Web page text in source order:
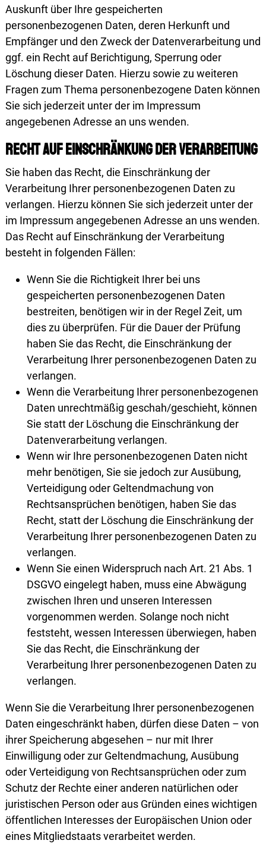
Auskunft über Ihre gespeicherten
personenbezogenen Daten, deren Herkunft und
Empfänger und den Zweck der Datenverarbeitung und
ggf. ein Recht auf Berichtigung, Sperrung oder
Löschung dieser Daten. Hierzu sowie zu weiteren
Fragen zum Thema personenbezogene Daten können
Sie sich jederzeit unter der im Impressum
angegebenen Adresse an uns wenden.
Recht auf Einschränkung der Verarbeitung
Sie haben das Recht, die Einschränkung der
Verarbeitung Ihrer personenbezogenen Daten zu
verlangen. Hierzu können Sie sich jederzeit unter der
im Impressum angegebenen Adresse an uns wenden.
Das Recht auf Einschränkung der Verarbeitung
besteht in folgenden Fällen:
Wenn Sie die Richtigkeit Ihrer bei uns
gespeicherten personen­bezogenen Daten
bestreiten, benötigen wir in der Regel Zeit, um
dies zu überprüfen. Für die Dauer der Prüfung
haben Sie das Recht, die Einschränkung der
Verarbeitung Ihrer personenbezogenen Daten zu
verlangen.
Wenn die Verarbeitung Ihrer personenbezogenen
Daten unrechtmäßig geschah/geschieht, können
Sie statt der Löschung die Einschränkung der
Datenverarbeitung verlangen.
Wenn wir Ihre personenbezogenen Daten nicht
mehr benötigen, Sie sie jedoch zur Ausübung,
Verteidigung oder Geltendmachung von
Rechtsansprüchen benötigen, haben Sie das
Recht, statt der Löschung die Einschränkung der
Verarbeitung Ihrer personenbezogenen Daten zu
verlangen.
Wenn Sie einen Widerspruch nach Art. 21 Abs. 1
DSGVO eingelegt haben, muss eine Abwägung
zwischen Ihren und unseren Interessen
vorgenommen werden. Solange noch nicht
feststeht, wessen Interessen überwiegen, haben
Sie das Recht, die Einschränkung der
Verarbeitung Ihrer personenbezogenen Daten zu
verlangen.
Wenn Sie die Verarbeitung Ihrer personen­bezogenen
Daten eingeschränkt haben, dürfen diese Daten – von
ihrer Speicherung abgesehen – nur mit Ihrer
Einwilligung oder zur Geltendmachung, Ausübung
oder Verteidigung von Rechtsansprüchen oder zum
Schutz der Rechte einer anderen natürlichen oder
juristischen Person oder aus Gründen eines wichtigen
öffentlichen Interesses der Europäischen Union oder
eines Mitgliedstaats verarbeitet werden.